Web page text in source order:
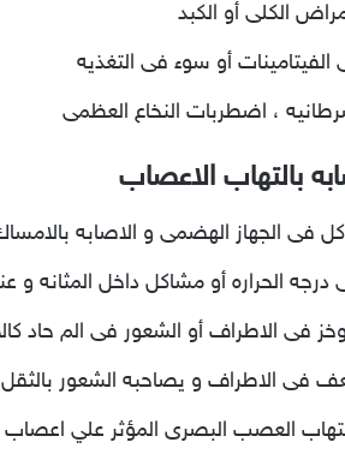
الكلى أو الكبد
أو سوء فى التغذيه
، اضطربات النخاع العظمى
بالتهاب الاعصاب
فى الجهاز الهضمى و الاصابه
درجه الحراره أو مشاكل داخل المثانه و
فى الاطراف أو الشعور فى الم حاد
الاطراف و يصاحبه الشعور
العصب البصرى المؤثر علي اعصاب